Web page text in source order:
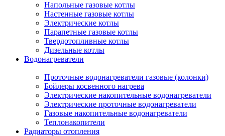
Напольные газовые котлы
Настенные газовые котлы
Электрические котлы
Парапетные газовые котлы
Твердотопливные котлы
Дизельные котлы
Водонагреватели
Проточные водонагреватели газовые (колонки)
Бойлеры косвенного нагрева
Электрические накопительные водонагреватели
Электрические проточные водонагреватели
Газовые накопительные водонагреватели
Теплонакопители
Радиаторы отопления